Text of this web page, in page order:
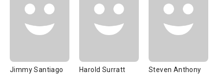
Jimmy Santiago
Harold Surratt
Steven Anthony